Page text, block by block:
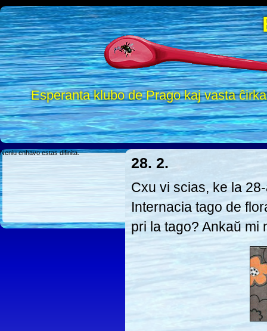
Esperanta klubo de Prago kaj vasta
Neniu enhavo estas difinita.
28. 2.
Cxu vi scias, ke la
Internacia tago de
pri la tago? Ankaŭ mi